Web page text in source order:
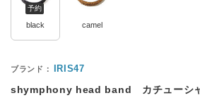
予約
black camel
IRIS47
shymphony head band カチュー